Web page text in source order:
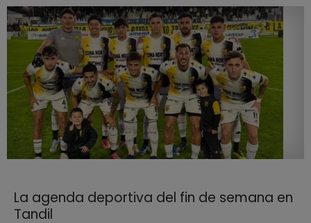
La agenda deportiva del fin de semana en
Tandil